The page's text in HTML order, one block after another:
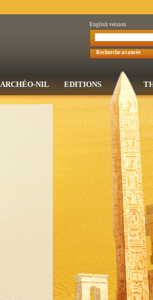
English version
Recherche avancée
ARCHÉO-NIL EDITIONS